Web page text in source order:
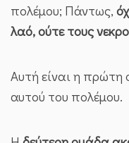
πολέμου; Πάντως,
λαό, ούτε τους
Αυτή είναι η
αυτού του πολέμου.